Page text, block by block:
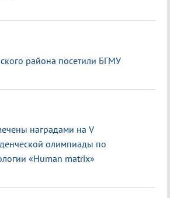
района посетили БГМУ
наградами на V
олимпиады по
«Нuman matrix»